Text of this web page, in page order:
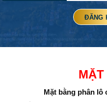
Mặt bằng phân lô